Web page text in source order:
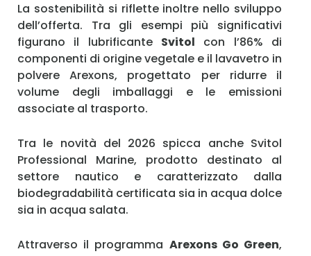
La sostenibilità si riflette inoltre nello sviluppo
dell’offerta. Tra gli esempi più significativi
figurano il lubrificante Svitol con l’86% di
componenti di origine vegetale e il lavavetro in
polvere Arexons, progettato per ridurre il
volume degli imballaggi e le emissioni
associate al trasporto.
Tra le novità del 2026 spicca anche Svitol
Professional Marine, prodotto destinato al
settore nautico e caratterizzato dalla
biodegradabilità certificata sia in acqua dolce
sia in acqua salata.
Attraverso il programma Arexons Go Green,